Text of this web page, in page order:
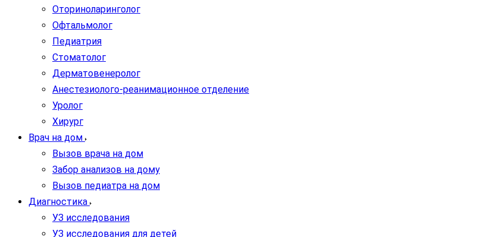
Оториноларинголог
Офтальмолог
Педиатрия
Стоматолог
Дерматовенеролог
Анестезиолого-реанимационное отделение
Уролог
Хирург
Врач на дом
Вызов врача на дом
Забор анализов на дому
Вызов педиатра на дом
Диагностика
УЗ исследования
УЗ исследования для детей